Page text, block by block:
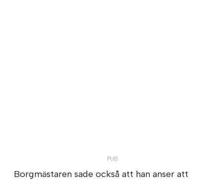
Borgmästaren sade också att han anser att